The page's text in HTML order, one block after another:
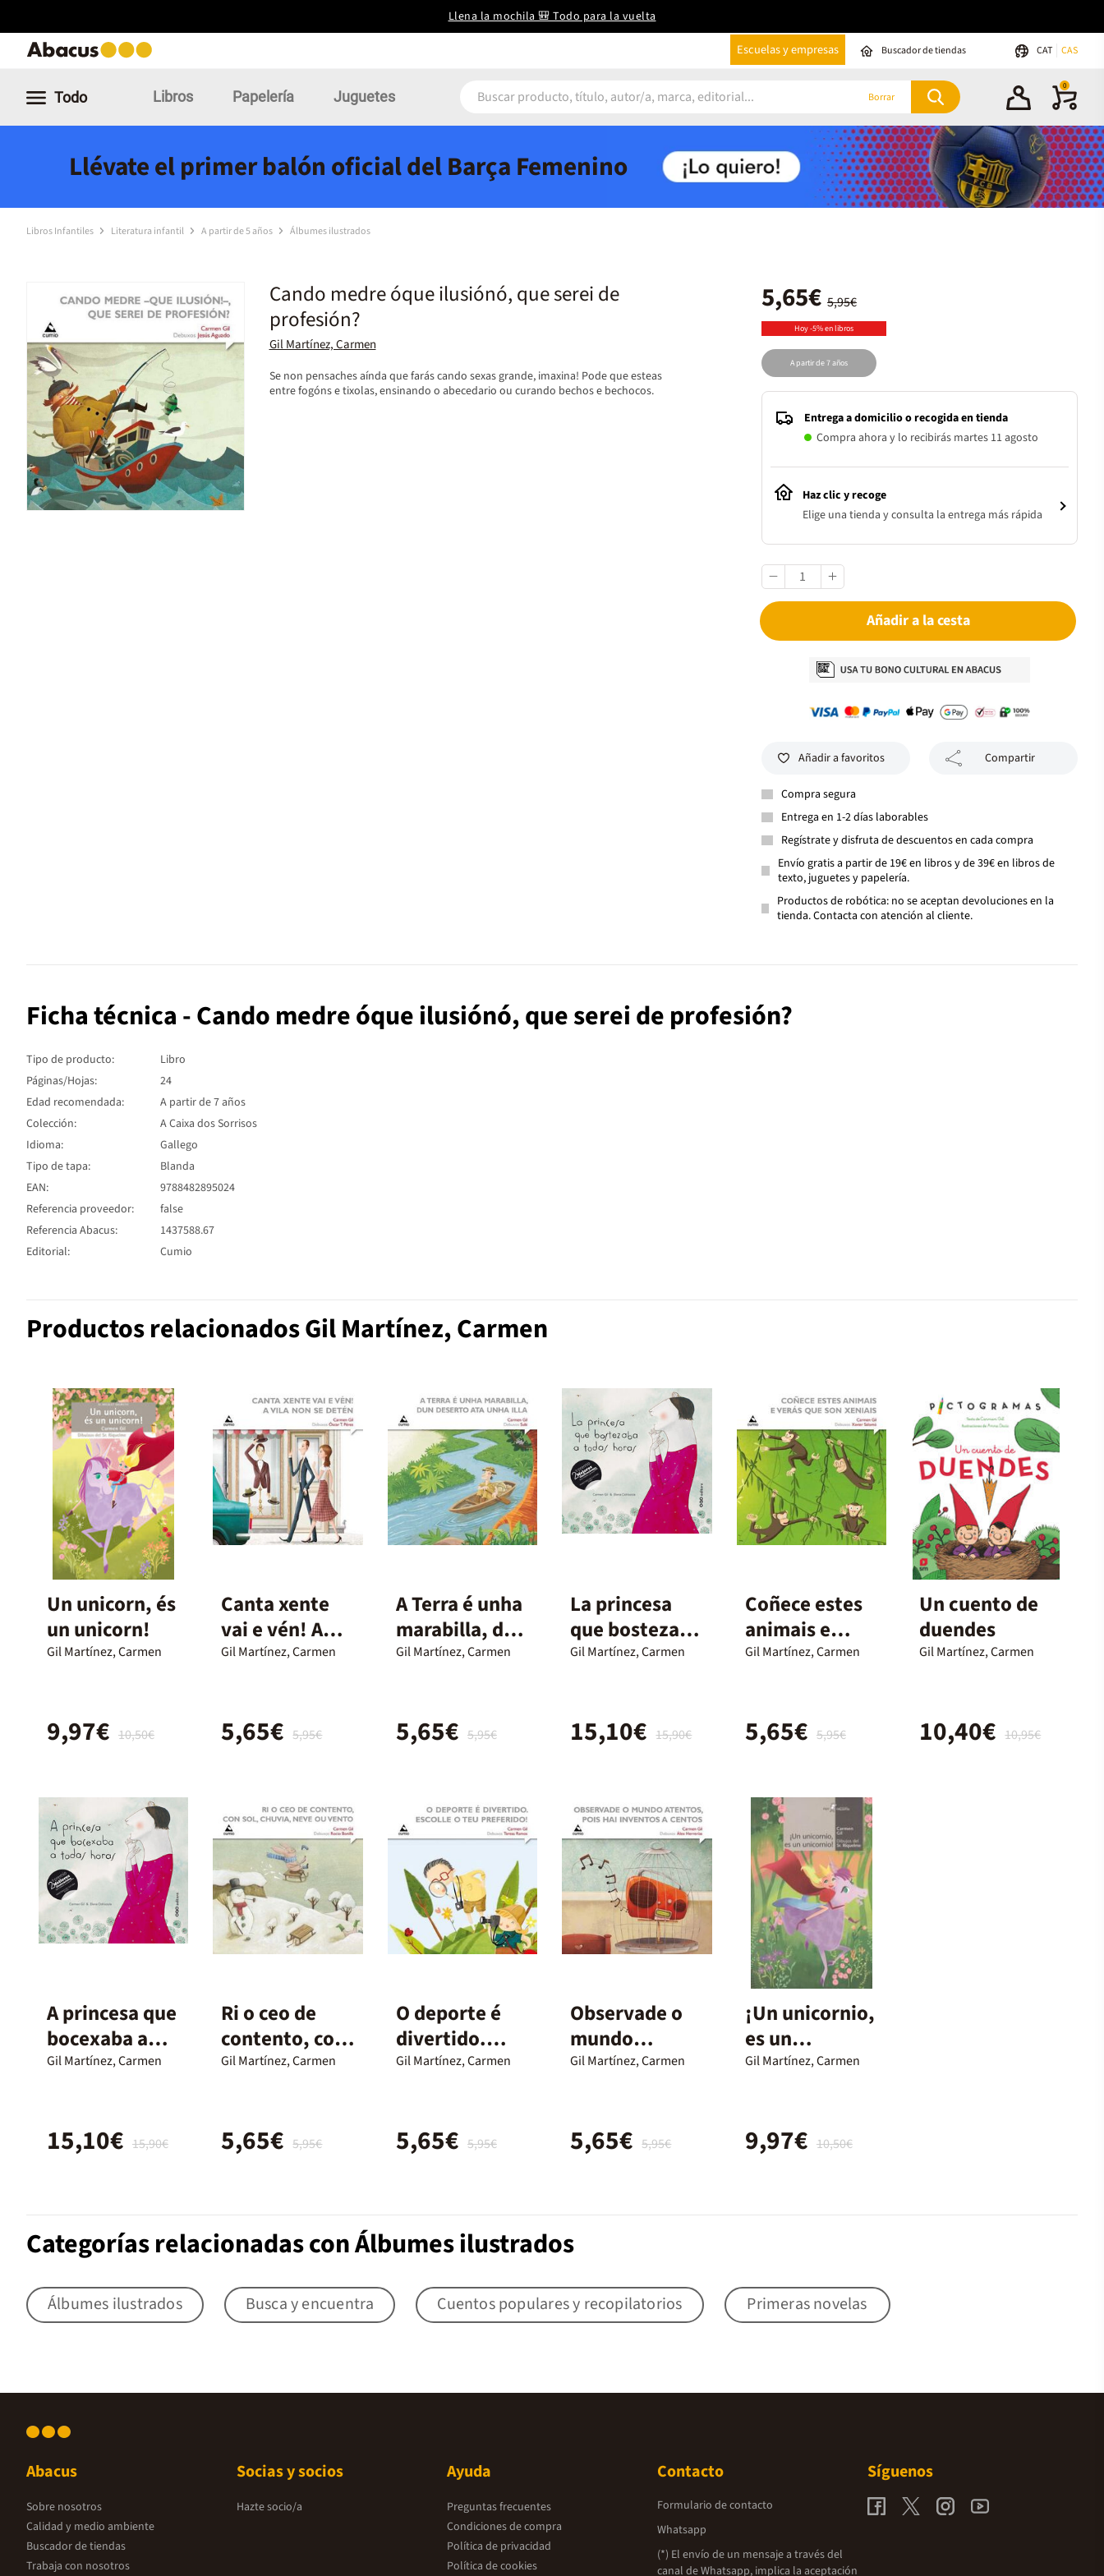
Llena la mochila 🎒 Todo para la vuelta
Escuelas y empresas Buscador de tiendas CAT CAS
Todo Libros Papelería Juguetes Borrar
0
Llévate el primer balón oficial del Barça Femenino
Libros Infantiles Literatura infantil A partir de 5 años Álbumes ilustrados
Cando medre óque ilusiónó, que serei de
profesión?
Gil Martínez, Carmen
Se non pensaches aínda que farás cando sexas grande, imaxina! Pode que esteas
entre fogóns e tixolas, ensinando o abecedario ou curando bechos e bechocos.
5,95€
5,65€
Hoy -5% en libros
A partir de 7 años
Entrega a domicilio o recogida en tienda
Compra ahora y lo recibirás martes 11 agosto
Haz clic y recoge
Elige una tienda y consulta la entrega más rápida
Añadir a la cesta
Añadir a favoritos Compartir
Compra segura
Entrega en 1-2 días laborables
Regístrate y disfruta de descuentos en cada compra
Envío gratis a partir de 19€ en libros y de 39€ en libros de
texto, juguetes y papelería.
Productos de robótica: no se aceptan devoluciones en la
tienda. Contacta con atención al cliente.
Ficha técnica - Cando medre óque ilusiónó, que serei de profesión?
Tipo de producto:
Libro
Páginas/Hojas:
24
Edad recomendada:
A partir de 7 años
Colección:
A Caixa dos Sorrisos
Idioma:
Gallego
Tipo de tapa:
Blanda
EAN:
9788482895024
Referencia proveedor:
false
Referencia Abacus:
1437588.67
Editorial:
Cumio
Productos relacionados Gil Martínez, Carmen
Un unicorn, és
un unicorn!
Gil Martínez, Carmen
10,50€
9,97€
Canta xente
vai e vén! A
vila non se
Gil Martínez, Carmen
5,95€
5,65€
A Terra é unha
marabilla, dun
deserto ata
Gil Martínez, Carmen
5,95€
5,65€
La princesa
que bostezaba
a todas horas
Gil Martínez, Carmen
15,90€
15,10€
Coñece estes
animais e
verás que son
Gil Martínez, Carmen
5,95€
5,65€
Un cuento de
duendes
Gil Martínez, Carmen
10,95€
10,40€
A princesa que
bocexaba a
todas horas
Gil Martínez, Carmen
15,90€
15,10€
Ri o ceo de
contento, con
sol, chuvia,
Gil Martínez, Carmen
5,95€
5,65€
O deporte é
divertido.
Escolle o teu
Gil Martínez, Carmen
5,95€
5,65€
Observade o
mundo
atentos, pois
Gil Martínez, Carmen
5,95€
5,65€
¡Un unicornio,
es un
unicornio!
Gil Martínez, Carmen
10,50€
9,97€
Categorías relacionadas con Álbumes ilustrados
Álbumes ilustrados Busca y encuentra Cuentos populares y recopilatorios Primeras novelas
Abacus
Sobre nosotros
Calidad y medio ambiente
Buscador de tiendas
Trabaja con nosotros
Socias y socios
Hazte socio/a
Ayuda
Preguntas frecuentes
Condiciones de compra
Política de privacidad
Política de cookies
Contacto
Formulario de contacto
Whatsapp
(*) El envío de un mensaje a través del
canal de Whatsapp, implica la aceptación
Síguenos